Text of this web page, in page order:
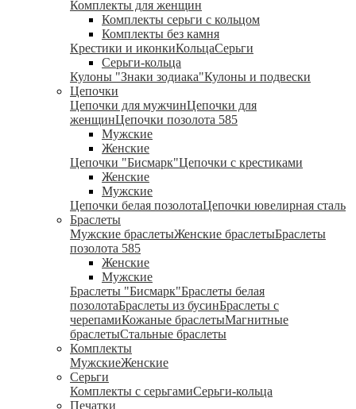
Комплекты для женщин
Комплекты серьги с кольцом
Комплекты без камня
Крестики и иконкиКольцаСерьги
Серьги-кольца
Кулоны "Знаки зодиака"Кулоны и подвески
Цепочки
Цепочки для мужчинЦепочки для
женщинЦепочки позолота 585
Мужские
Женские
Цепочки "Бисмарк"Цепочки с крестиками
Женские
Мужские
Цепочки белая позолотаЦепочки ювелирная сталь
Браслеты
Мужские браслетыЖенские браслетыБраслеты
позолота 585
Женские
Мужские
Браслеты "Бисмарк"Браслеты белая
позолотаБраслеты из бусинБраслеты с
черепамиКожаные браслетыМагнитные
браслетыСтальные браслеты
Комплекты
МужскиеЖенские
Серьги
Комплекты с серьгамиСерьги-кольца
Печатки